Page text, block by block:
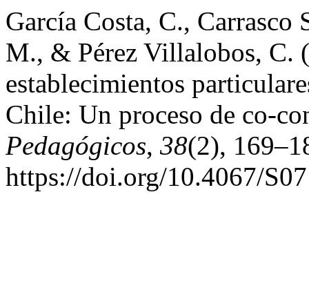
García Costa, C., Carrasco
M., & Pérez Villalobos, C.
establecimientos
Chile: Un proceso de co-
Pedagógicos, 38(2),
https://doi.org/10.4067/